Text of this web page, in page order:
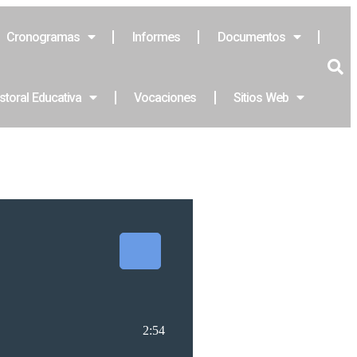
Cronogramas Informes Documentos
Educativa Vocaciones Sitios Web
2:54